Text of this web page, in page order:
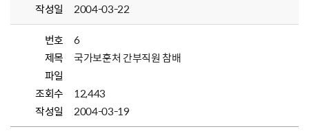
작성일
2004-03-22
번호
6
제목
국가보훈처 간부직원 참배
파일
조회수
12,443
작성일
2004-03-19